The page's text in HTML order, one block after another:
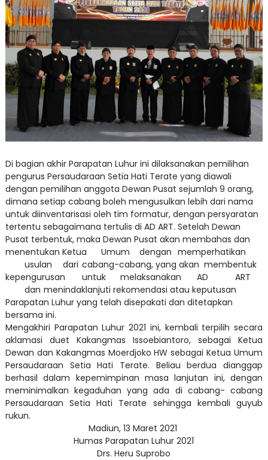
Di bagian akhir Parapatan Luhur ini dilaksanakan pemilihan
pengurus Persaudaraan Setia Hati Terate yang diawali
dengan pemilihan anggota Dewan Pusat sejumlah 9 orang,
dimana setiap cabang boleh mengusulkan lebih dari nama
untuk diinventarisasi oleh tim formatur, dengan persyaratan
tertentu sebagaimana tertulis di AD ART. Setelah Dewan
Pusat terbentuk, maka Dewan Pusat akan membahas dan
menentukan Ketua
Umum dengan memperhatikan
usulan
dari cabang-cabang, yang akan membentuk
kepengurusan
untuk melaksanakan AD
ART
dan menindaklanjuti rekomendasi atau keputusan
Parapatan Luhur yang telah disepakati dan ditetapkan
bersama ini.
Mengakhiri Parapatan Luhur 2021 ini, kembali terpilih secara
aklamasi duet Kakangmas Issoebiantoro, sebagai Ketua
Dewan dan Kakangmas Moerdjoko HW sebagai Ketua Umum
Persaudaraan Setia Hati Terate. Beliau berdua dianggap
berhasil dalam kepemimpinan masa lanjutan ini, dengan
meminimalkan kegaduhan yang ada di cabang- cabang
Persaudaraan Setia Hati Terate sehingga kembali guyub
rukun.
Madiun, 13 Maret 2021
Humas Parapatan Luhur 2021
Drs. Heru Suprobo